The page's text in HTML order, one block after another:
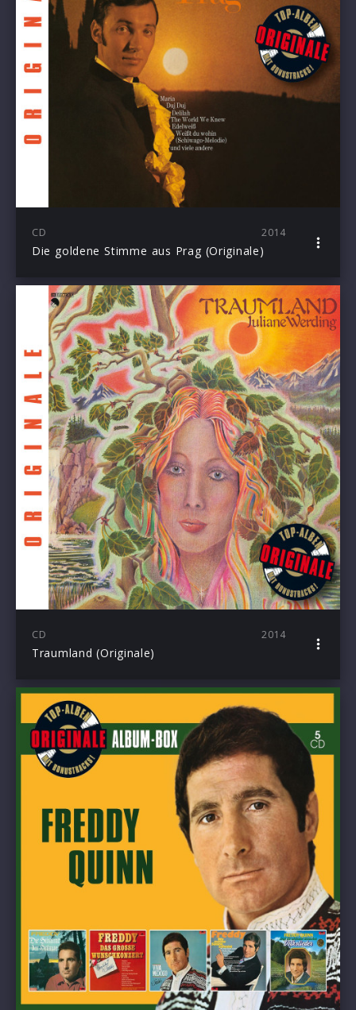
CD 2014
Die goldene Stimme aus Prag (Originale)
CD 2014
Traumland (Originale)